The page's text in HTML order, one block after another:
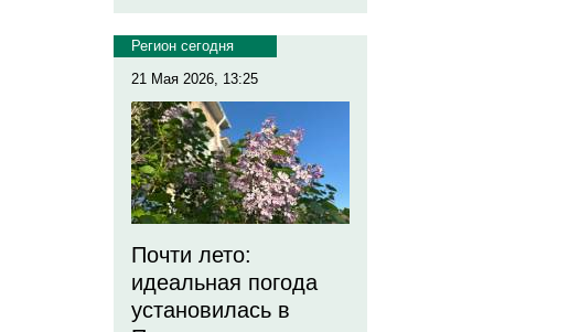
Регион сегодня
21 Мая 2026, 13:25
Почти лето:
идеальная погода
установилась в